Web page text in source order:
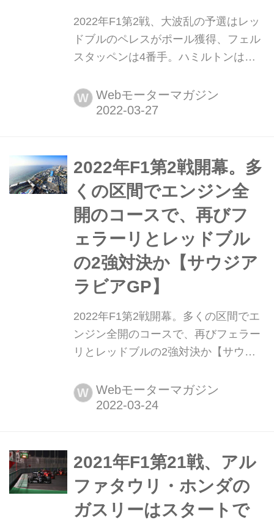
2022年F1第2戦、大波乱の予選はレッ
ドブルのペレスがポール獲得、フェル
スタッペンは4番手。ハミルトンは想
2021年3月26日(日本時間27日)、2022
年F1第2戦サウジアラビアGPの予選が
ーリが2-3番手。レッドブルのマック
ス・フェルスタッペンは4番手だっ
た。アルファタウリの角田裕毅はトラ
ブルで走れずノータイム...
W Webモーターマガジン
2022年F1第2戦開幕。多
くの区間でエンジン全
開のコースで、再びフ
ェラーリとレッドブル
の2強対決か【サウジア
ラビアGP】
2022年F1第2戦開幕。多くの区間でエ
ンジン全開のコースで、再びフェラー
リとレッドブルの2強対決か【サウジ
戦サウジアラビアGPがサウジアラビ
ア第二の都市、ジェッダの市街地コー
る。フェラーリの1-2フィニッシュで
幕を開けた2022年F1シーズンは、今後
どのよう...
W Webモーターマガジン
2021年F1第21戦、アル
ファタウリ・ホンダの
ガスリーはスタートで